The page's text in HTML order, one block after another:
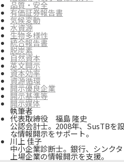
品質・安全
有価証券報告書
気候変動
水資源
生物多様性
統合報告書
脱炭素
自然資本
英文開示
資本効率
資源循環
開示優良企業
開示基準等
開示媒体
執筆者
代表取締役 福島 隆史
公認会計士。2008年、SusTBを
な情報開示をサポート。
川上 佳子
中小企業診断士。銀行、シンク
上場企業の情報開示を支援。